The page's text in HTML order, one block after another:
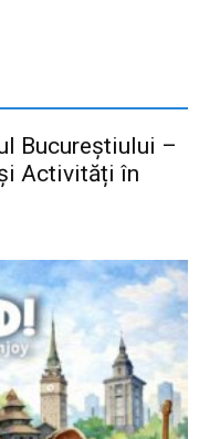
Bucureștiului –
Activități în